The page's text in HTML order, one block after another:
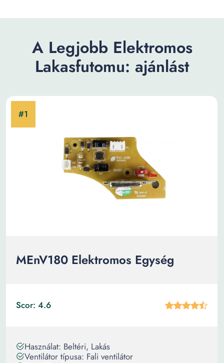
A Legjobb Elektromos
Lakasfutomu: ajánlást
MEnV180 Elektromos Egység
Scor: 4.6
Használat: Beltéri, Lakás
Ventilátor típusa: Fali ventilátor